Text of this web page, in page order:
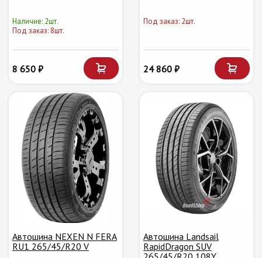
Наличие: 2шт.
Под заказ: 8шт.
8 650 ₽
Под заказ: 2шт.
24 860 ₽
Автошина NEXEN N FERA
RU1 265/45/R20 V
Автошина Landsail
RapidDragon SUV